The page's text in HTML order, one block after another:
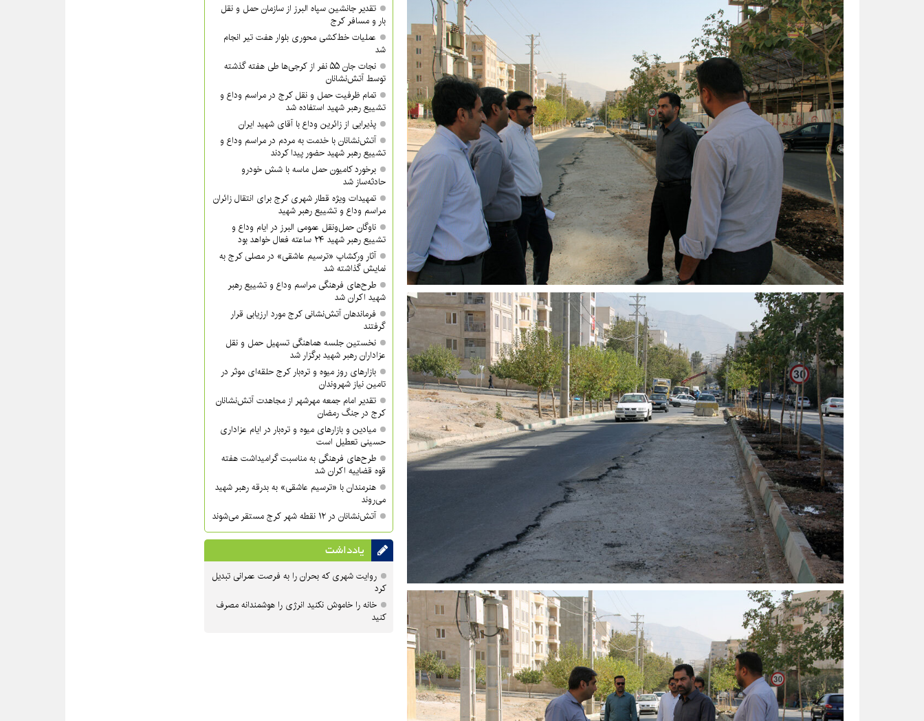
تقدیر جانشین سپاه البرز از سازمان حمل و نقل
بار و مسافر کرج
عملیات خط‌کشی محوری بلوار هفت تیر انجام
شد
نجات جان ۵۵ نفر از کرجی‌ها طی هفته گذشته
توسط آتش‌نشانان
تمام ظرفیت حمل و نقل کرج در مراسم وداع و
تشییع رهبر شهید استفاده شد
پذیرایی از زائرین وداع با آقای شهید ایران
آتش‌نشانان با خدمت به مردم در مراسم وداع و
تشییع رهبر شهید حضور پیدا کردند
برخورد کامیون حمل ماسه با شش خودرو
حادثه‌ساز شد
تمهیدات ویژه قطار شهری کرج برای انتقال زائران
مراسم وداع و تشییع رهبر شهید
ناوگان حمل‌ونقل عمومی البرز در ایام وداع و
تشییع رهبر شهید ۲۴ ساعته فعال خواهد بود
آثار ورکشاپ «ترسیم عاشقی» در مصلی کرج به
نمایش گذاشته شد
طرح‌های فرهنگی مراسم وداع و تشییع رهبر
شهید اکران شد
فرماندهان آتش‌نشانی کرج مورد ارزیابی قرار
گرفتند
نخستین جلسه هماهنگی تسهیل حمل و نقل
عزاداران رهبر شهید برگزار شد
بازارهای روز میوه و تره‌بار کرج حلقه‌ای موثر در
تامین نیاز شهروندان
تقدیر امام جمعه مهرشهر از مجاهدت آتش‌نشانان
کرج در جنگ رمضان
میادین و بازارهای میوه و تره‌بار در ایام عزاداری
حسینی تعطیل است
طرح‌های فرهنگی به مناسبت گرامیداشت هفته
قوه قضاییه اکران شد
هنرمندان با «ترسیم عاشقی» به بدرقه رهبر شهید
می‌روند
آتش‌نشانان در ۱۲ نقطه شهر کرج مستقر می‌شوند
یادداشت
روایت شهری که بحران را به فرصت عمرانی تبدیل
کرد
خانه را خاموش نکنید انرژی را هوشمندانه مصرف
کنید